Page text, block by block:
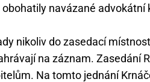
navázané
nikoliv do zasedací
na záznam. Zasedání
Na tomto jednání